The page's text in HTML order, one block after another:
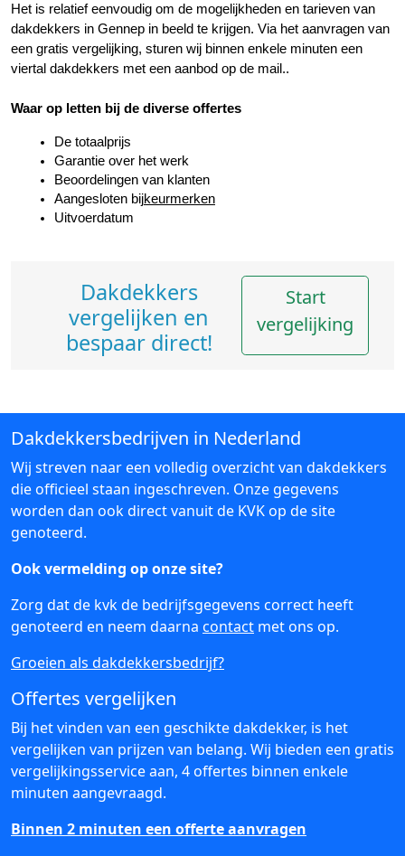
Het is relatief eenvoudig om de mogelijkheden en tarieven van
dakdekkers in Gennep in beeld te krijgen. Via het aanvragen van
een gratis vergelijking, sturen wij binnen enkele minuten een
viertal dakdekkers met een aanbod op de mail..
Waar op letten bij de diverse offertes
De totaalprijs
Garantie over het werk
Beoordelingen van klanten
Aangesloten bijkeurmerken
Uitvoerdatum
Dakdekkers
vergelijken en
bespaar direct!
Start
vergelijking
Dakdekkersbedrijven in Nederland
Wij streven naar een volledig overzicht van dakdekkers
die officieel staan ingeschreven. Onze gegevens
worden dan ook direct vanuit de KVK op de site
genoteerd.
Ook vermelding op onze site?
Zorg dat de kvk de bedrijfsgegevens correct heeft
genoteerd en neem daarna contact met ons op.
Groeien als dakdekkersbedrijf?
Offertes vergelijken
Bij het vinden van een geschikte dakdekker, is het
vergelijken van prijzen van belang. Wij bieden een gratis
vergelijkingsservice aan, 4 offertes binnen enkele
minuten aangevraagd.
Binnen 2 minuten een offerte aanvragen